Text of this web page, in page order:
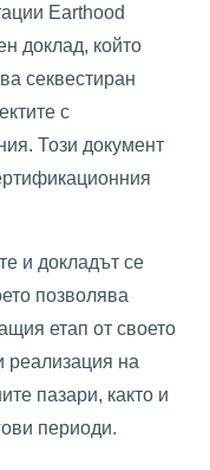
Earthood
доклад, който
секвестиран
с
Този документ
и докладът се
позволява
етап от своето
реализация на
пазари, както и
периоди.